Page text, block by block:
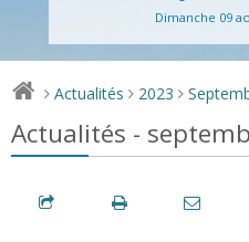
Dimanche 09
> Actualités > 2023 >
Actualités -